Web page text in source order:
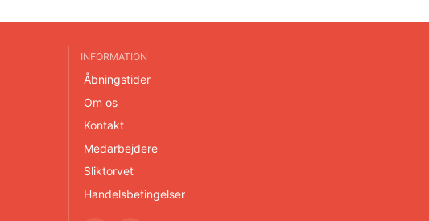
INFORMATION
Åbningstider
Om os
Kontakt
Medarbejdere
Sliktorvet
Handelsbetingelser